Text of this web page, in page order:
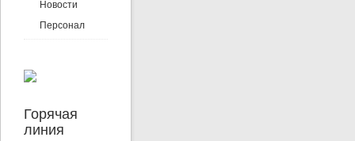
Новости
Персонал
Горячая
линия